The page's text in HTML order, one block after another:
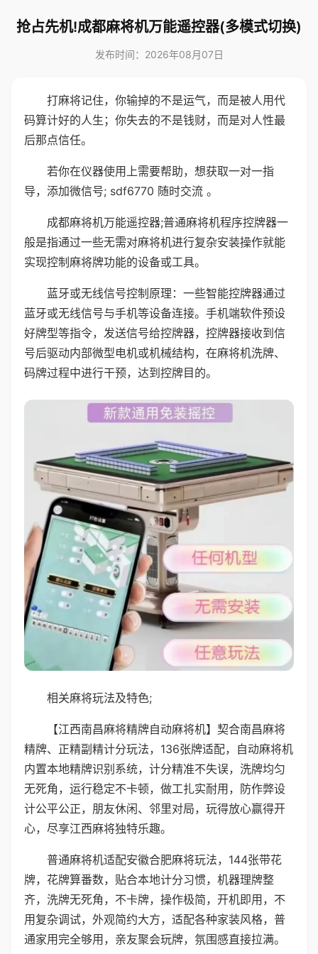
抢占先机!成都麻将机万能遥控器(多模式切换)
发布时间：2026年08月07日
打麻将记住，你输掉的不是运气，而是被人用代
码算计好的人生；你失去的不是钱财，而是对人性最
后那点信任。
若你在仪器使用上需要帮助，想获取一对一指
导，添加微信号; sdf6770 随时交流 。
成都麻将机万能遥控器;普通麻将机程序控牌器一
般是指通过一些无需对麻将机进行复杂安装操作就能
实现控制麻将牌功能的设备或工具。
蓝牙或无线信号控制原理：一些智能控牌器通过
蓝牙或无线信号与手机等设备连接。手机端软件预设
好牌型等指令，发送信号给控牌器，控牌器接收到信
号后驱动内部微型电机或机械结构，在麻将机洗牌、
码牌过程中进行干预，达到控牌目的。
相关麻将玩法及特色;
【江西南昌麻将精牌自动麻将机】契合南昌麻将
精牌、正精副精计分玩法，136张牌适配，自动麻将机
内置本地精牌识别系统，计分精准不失误，洗牌均匀
无死角，运行稳定不卡顿，做工扎实耐用，防作弊设
计公平公正，朋友休闲、邻里对局，玩得放心赢得开
心，尽享江西麻将独特乐趣。
普通麻将机适配安徽合肥麻将玩法，144张带花
牌，花牌算番数，贴合本地计分习惯，机器理牌整
齐，洗牌无死角，不卡牌，操作极简，开机即用，不
用复杂调试，外观简约大方，适配各种家装风格，普
通家用完全够用，亲友聚会玩牌，氛围感直接拉满。